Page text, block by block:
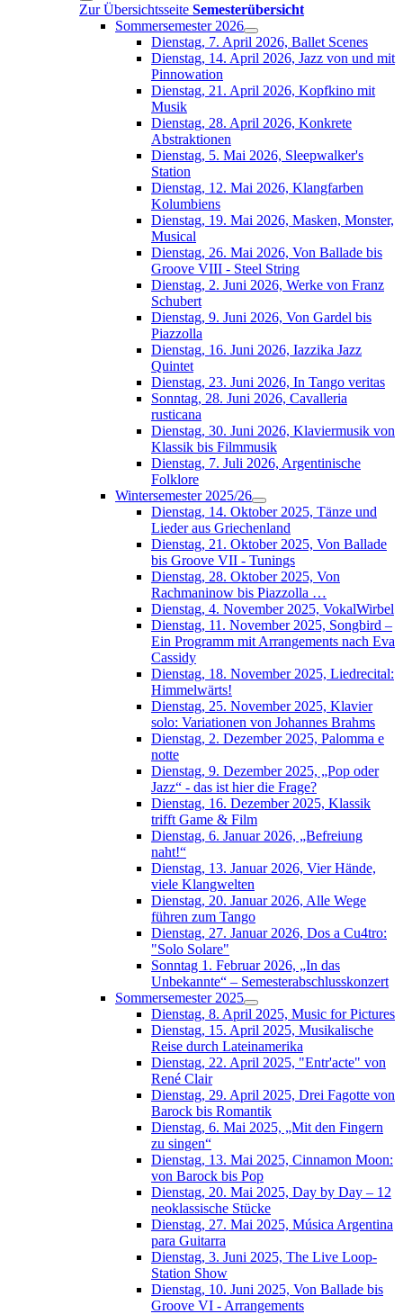
Zur Übersichtsseite Semesterübersicht
Sommersemester 2026
Dienstag, 7. April 2026, Ballet Scenes
Dienstag, 14. April 2026, Jazz von und mit
Pinnowation
Dienstag, 21. April 2026, Kopfkino mit
Musik
Dienstag, 28. April 2026, Konkrete
Abstraktionen
Dienstag, 5. Mai 2026, Sleepwalker's
Station
Dienstag, 12. Mai 2026, Klangfarben
Kolumbiens
Dienstag, 19. Mai 2026, Masken, Monster,
Musical
Dienstag, 26. Mai 2026, Von Ballade bis
Groove VIII - Steel String
Dienstag, 2. Juni 2026, Werke von Franz
Schubert
Dienstag, 9. Juni 2026, Von Gardel bis
Piazzolla
Dienstag, 16. Juni 2026, Iazzika Jazz
Quintet
Dienstag, 23. Juni 2026, In Tango veritas
Sonntag, 28. Juni 2026, Cavalleria
rusticana
Dienstag, 30. Juni 2026, Klaviermusik von
Klassik bis Filmmusik
Dienstag, 7. Juli 2026, Argentinische
Folklore
Wintersemester 2025/26
Dienstag, 14. Oktober 2025, Tänze und
Lieder aus Griechenland
Dienstag, 21. Oktober 2025, Von Ballade
bis Groove VII - Tunings
Dienstag, 28. Oktober 2025, Von
Rachmaninow bis Piazzolla …
Dienstag, 4. November 2025, VokalWirbel
Dienstag, 11. November 2025, Songbird –
Ein Programm mit Arrangements nach Eva
Cassidy
Dienstag, 18. November 2025, Liedrecital:
Himmelwärts!
Dienstag, 25. November 2025, Klavier
solo: Variationen von Johannes Brahms
Dienstag, 2. Dezember 2025, Palomma e
notte
Dienstag, 9. Dezember 2025, „Pop oder
Jazz“ - das ist hier die Frage?
Dienstag, 16. Dezember 2025, Klassik
trifft Game & Film
Dienstag, 6. Januar 2026, „Befreiung
naht!“
Dienstag, 13. Januar 2026, Vier Hände,
viele Klangwelten
Dienstag, 20. Januar 2026, Alle Wege
führen zum Tango
Dienstag, 27. Januar 2026, Dos a Cu4tro:
"Solo Solare"
Sonntag 1. Februar 2026, „In das
Unbekannte“ – Semesterabschlusskonzert
Sommersemester 2025
Dienstag, 8. April 2025, Music for Pictures
Dienstag, 15. April 2025, Musikalische
Reise durch Lateinamerika
Dienstag, 22. April 2025, "Entr'acte" von
René Clair
Dienstag, 29. April 2025, Drei Fagotte von
Barock bis Romantik
Dienstag, 6. Mai 2025, „Mit den Fingern
zu singen“
Dienstag, 13. Mai 2025, Cinnamon Moon:
von Barock bis Pop
Dienstag, 20. Mai 2025, Day by Day – 12
neoklassische Stücke
Dienstag, 27. Mai 2025, Música Argentina
para Guitarra
Dienstag, 3. Juni 2025, The Live Loop-
Station Show
Dienstag, 10. Juni 2025, Von Ballade bis
Groove VI - Arrangements